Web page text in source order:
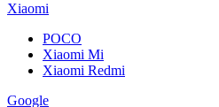
Xiaomi
POCO
Xiaomi Mi
Xiaomi Redmi
Google